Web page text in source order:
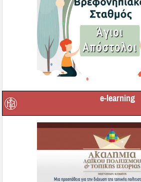
e-learning